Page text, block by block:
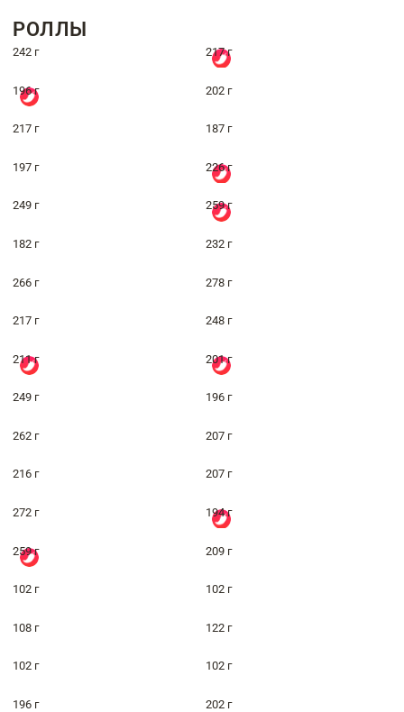
РОЛЛЫ
242 г 217 г
196 г 202 г
217 г 187 г
197 г 226 г
249 г 259 г
182 г 232 г
266 г 278 г
217 г 248 г
211 г 201 г
249 г 196 г
262 г 207 г
216 г 207 г
272 г 194 г
259 г 209 г
102 г 102 г
108 г 122 г
102 г 102 г
196 г 202 г